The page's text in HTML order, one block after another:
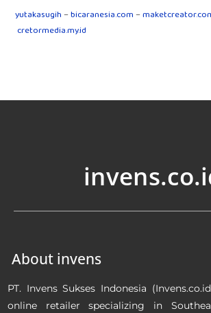
yutakasugih–bicaranesia.com–
cretormedia.my.id
About invens
PT. Invens Sukses Indonesia
online retailer specializing in